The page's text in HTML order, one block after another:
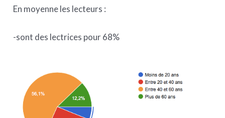
En moyenne les lecteurs :
-sont des lectrices pour 68%